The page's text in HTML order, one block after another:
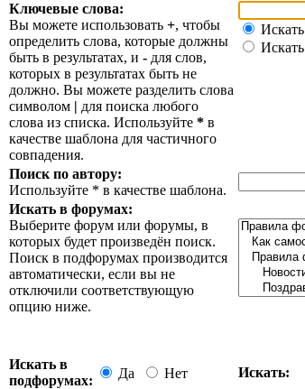
Ключевые слова:
Вы можете использовать +, чтобы
определить слова, которые должны
быть в результатах, и - для слов,
которых в результатах быть не
должно. Вы можете разделить слова
символом | для поиска любого
слова из списка. Используйте * в
качестве шаблона для частичного
совпадения.
Поиск по автору:
Используйте * в качестве шаблона.
Искать в форумах:
Выберите форум или форумы, в
которых будет произведён поиск.
Поиск в подфорумах производится
автоматически, если вы не
отключили соответствующую
опцию ниже.
Искать в
подфорумах:
Да Нет Искать: